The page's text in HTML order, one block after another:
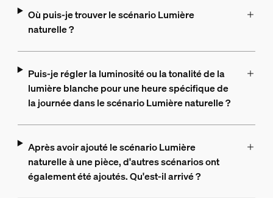
Où puis-je trouver le scénario Lumière
naturelle ?
Puis-je régler la luminosité ou la tonalité de la
lumière blanche pour une heure spécifique de
la journée dans le scénario Lumière naturelle ?
Après avoir ajouté le scénario Lumière
naturelle à une pièce, d'autres scénarios ont
également été ajoutés. Qu'est-il arrivé ?